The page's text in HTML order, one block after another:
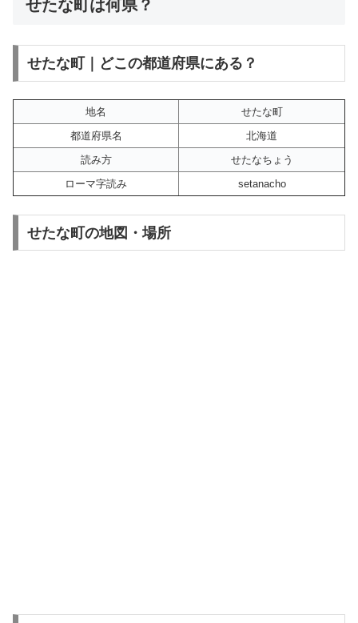
せたな町は何県？
せたな町｜どこの都道府県にある？
地名
せたな町
都道府県名
北海道
読み方
せたなちょう
ローマ字読み
setanacho
せたな町の地図・場所